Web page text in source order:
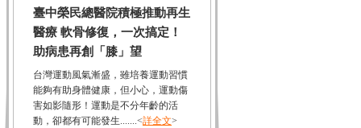
臺中榮民總醫院積極推動再生
醫療 軟骨修復，一次搞定！
助病患再創「膝」望
台灣運動風氣漸盛，雖培養運動習慣
能夠有助身體健康，但小心，運動傷
害如影隨形！運動是不分年齡的活
動，卻都有可能發生.......<詳全文>